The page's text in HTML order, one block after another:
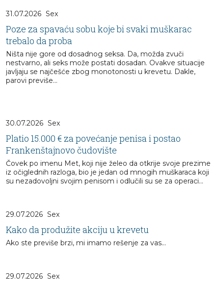
31.07.2026 Sex
Poze za spavaću sobu koje bi svaki muškarac
trebalo da proba
Ništa nije gore od dosadnog seksa. Da, možda zvuči
nestvarno, ali seks može postati dosadan. Ovakve situacije
javljaju se najčešće zbog monotonosti u krevetu. Dakle,
parovi previše...
30.07.2026 Sex
Platio 15.000 € za povećanje penisa i postao
Frankenštajnovo čudovište
Čovek po imenu Met, koji nije želeo da otkrije svoje prezime
iz očiglednih razloga, bio je jedan od mnogih muškaraca koji
su nezadovoljni svojim penisom i odlučili su se za operaci...
29.07.2026 Sex
Kako da produžite akciju u krevetu
Ako ste previše brzi, mi imamo rešenje za vas...
29.07.2026 Sex